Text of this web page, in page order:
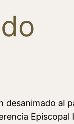
desanimado al